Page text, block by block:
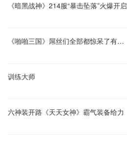
《暗黑战神》214服“暴击坠落”火爆开启
《啪啪三国》屌丝们全部都惊呆了有木有
训练大师
六神装开路《天天女神》霸气装备给力